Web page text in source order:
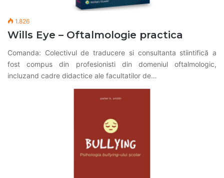
1.826
Wills Eye – Oftalmologie practica
Comanda: Colectivul de traducere si consultanta stiintifică a
fost compus din profesionisti din domeniul oftalmologic,
incluzand cadre didactice ale facultatilor de…